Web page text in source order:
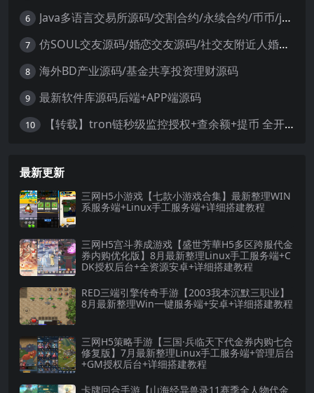
6 Java多语言交易所源码/交割合约/永续合约/币币/java服务端
7 仿SOUL交友源码/婚恋交友源码/社交友附近人婚恋约仿陌陌APP源码系统
8 海外BD产业源码/基金共享投资理财源码
9 最新软件库源码后端+APP端源码
10 【转载】tron链秒级监控授权+查余额+提币 全开源带视频教程文字教程
最新更新
三网H5小游戏【七款小游戏合集】最新整理WIN
系服务端+Linux手工服务端+详细搭建教程
三网H5宫斗养成游戏【盛世芳華H5多区跨服代金
券内购优化版】8月最新整理Linux手工服务端+C
DK授权后台+全资源安卓+详细搭建教程
RED三端引擎传奇手游【2003我本沉默三职业】
8月最新整理Win一键服务端+安卓+详细搭建教程
三网H5策略手游【三国·兵临天下代金券内购七合
修复版】7月最新整理Linux手工服务端+管理后台
+GM授权后台+详细搭建教程
卡牌回合手游【山海经异兽录11赛季全人物代金